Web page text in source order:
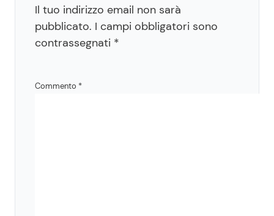
Il tuo indirizzo email non sarà
pubblicato. I campi obbligatori sono
contrassegnati *
Commento *